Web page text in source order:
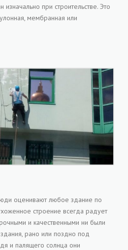
изначально при строительстве. Это
мембранная или
оценивают любое здание по
строение всегда радует
и качественными ни были
рано или поздно под
и палящего солнца они